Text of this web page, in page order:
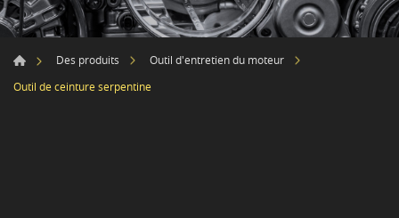
Des produits
Outil d'entretien du moteur
Outil de ceinture serpentine